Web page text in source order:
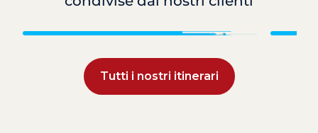
Tutti i nostri itinerari